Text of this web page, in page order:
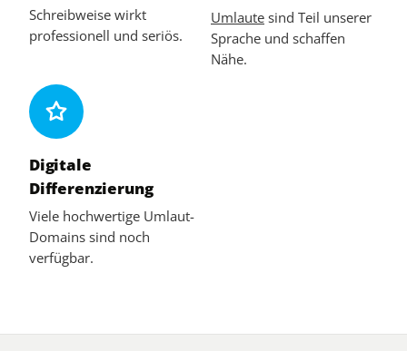
Schreibweise wirkt
professionell und seriös.
Umlaute sind Teil unserer
Sprache und schaffen
Nähe.
Digitale
Differenzierung
Viele hochwertige Umlaut-
Domains sind noch
verfügbar.